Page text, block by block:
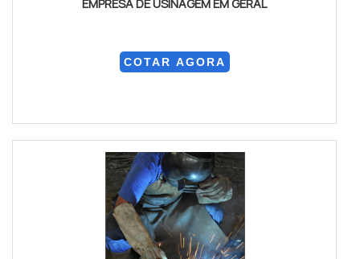
EMPRESA DE USINAGEM EM GERAL
COTAR AGORA